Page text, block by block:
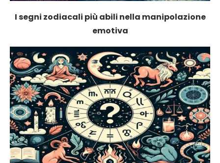
I segni zodiacali più abili nella manipolazione
emotiva